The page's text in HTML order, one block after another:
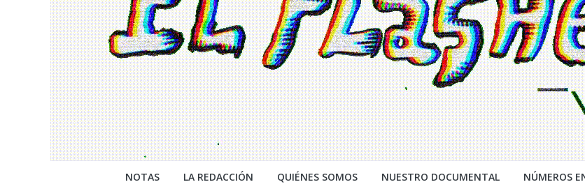
NOTAS LA REDACCIÓN QUIÉNES SOMOS NUESTRO DOCUMENTAL NÚMEROS